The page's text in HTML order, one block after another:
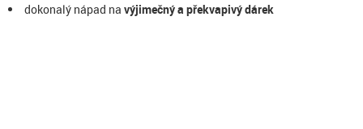
dokonalý nápad na výjimečný a překvapivý dárek